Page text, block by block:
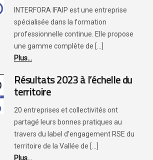
INTERFORA IFAIP est une entreprise
spécialisée dans la formation
professionnelle continue. Elle propose
une gamme complète de [...]
Plus...
Résultats 2023 à l’échelle du
territoire
20 entreprises et collectivités ont
partagé leurs bonnes pratiques au
travers du label d’engagement RSE du
territoire de la Vallée de [...]
Plus...